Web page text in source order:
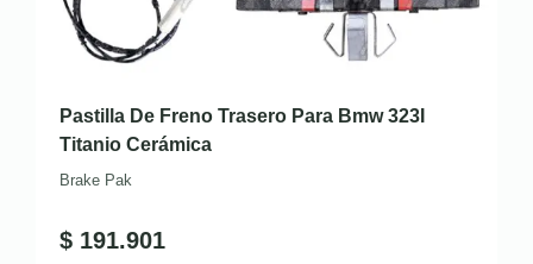
Pastilla De Freno Trasero Para Bmw 323I
Titanio Cerámica
Brake Pak
$ 191.901